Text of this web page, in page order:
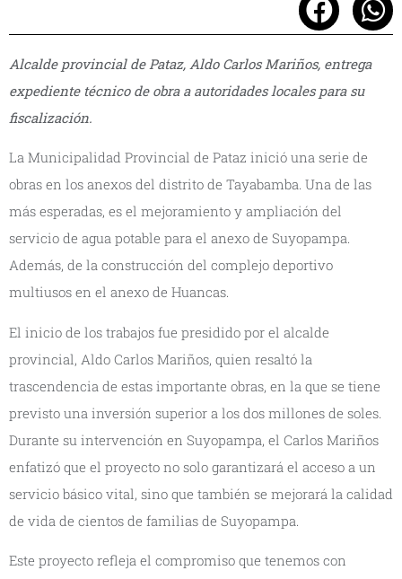
Alcalde provincial de Pataz, Aldo Carlos Mariños, entrega
expediente técnico de obra a autoridades locales para su
fiscalización.
La Municipalidad Provincial de Pataz inició una serie de
obras en los anexos del distrito de Tayabamba. Una de las
más esperadas, es el mejoramiento y ampliación del
servicio de agua potable para el anexo de Suyopampa.
Además, de la construcción del complejo deportivo
multiusos en el anexo de Huancas.
El inicio de los trabajos fue presidido por el alcalde
provincial, Aldo Carlos Mariños, quien resaltó la
trascendencia de estas importante obras, en la que se tiene
previsto una inversión superior a los dos millones de soles.
Durante su intervención en Suyopampa, el Carlos Mariños
enfatizó que el proyecto no solo garantizará el acceso a un
servicio básico vital, sino que también se mejorará la calidad
de vida de cientos de familias de Suyopampa.
Este proyecto refleja el compromiso que tenemos con